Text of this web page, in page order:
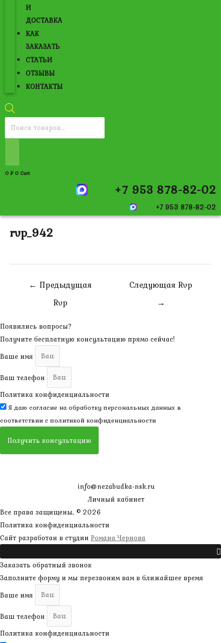
И
ДОСТАВКА
КАК
ЗАКАЗАТЬ
СТАТЬИ
ОТЗЫВЫ
КОНТАКТЫ
Поиск
товаров
0₽ 0 Cart
+7 953 878-82-02
+7 953 878-82-02
rvp_942
Навигация
← Предыдущая
Rvp
Следующая Rvp
→
Появились вопросы?
Получите бесплатную консультацию прямо сейчас!
Ваше имя
Ваш телефон
Политика конфиденциальности
Я даю согласие на обработку персональных данных в
соответствии с политикой конфиденциальности
Получить консультацию
info@nezabudka-nsk.ru
Личный кабинет
Все права защищены, © 2026
Политика конфиденциальности
Сайт разработан в студии Романа Чернова
Заказать обратный звонок
Заполните форму и мы перезвоним вам в ближайшее время
Ваше имя
Ваш телефон
Политика конфиденциальности